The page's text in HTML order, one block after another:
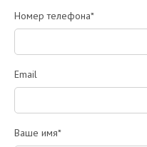
Номер телефона*
Email
Ваше имя*